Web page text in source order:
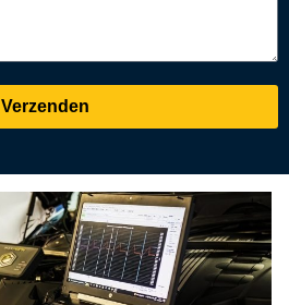
Verzenden